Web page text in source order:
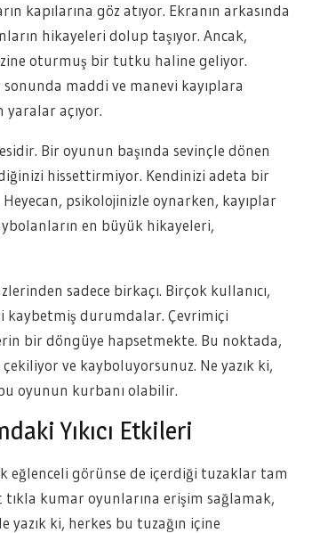
kapılarına göz atıyor. Ekranın arkasında
hikayeleri dolup taşıyor. Ancak,
oturmuş bir tutku haline geliyor.
maddi ve manevi kayıplara
açıyor.
Bir oyunun başında sevinçle dönen
hissettirmiyor. Kendinizi adeta bir
psikolojinizle oynarken, kayıplar
en büyük hikayeleri,
sadece birkaçı. Birçok kullanıcı,
kaybetmiş durumdalar. Çevrimiçi
bir döngüye hapsetmekte. Bu noktada,
ve kayboluyorsunuz. Ne yazık ki,
oyunun kurbanı olabilir.
Yıkıcı Etkileri
eğlenceli görünse de içerdiği tuzaklar tam
tıkla kumar oyunlarına erişim sağlamak,
yazık ki, herkes bu tuzağın içine